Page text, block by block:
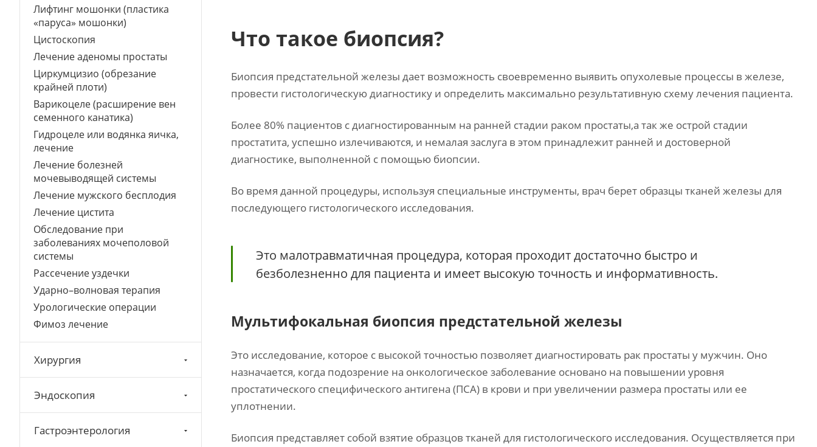
Что такое биопсия?
Биопсия предстательной железы дает возможность своевременно выявить опухолевые процессы в железе,
провести гистологическую диагностику и определить максимально результативную схему лечения пациента.
Более 80% пациентов с диагностированным на ранней стадии раком простаты,а так же острой стадии
простатита, успешно излечиваются, и немалая заслуга в этом принадлежит ранней и достоверной
диагностике, выполненной с помощью биопсии.
Во время данной процедуры, используя специальные инструменты, врач берет образцы тканей железы для
последующего гистологического исследования.
Это малотравматичная процедура, которая проходит достаточно быстро и
безболезненно для пациента и имеет высокую точность и информативность.
Мультифокальная биопсия предстательной железы
Это исследование, которое с высокой точностью позволяет диагностировать рак простаты у мужчин. Оно
назначается, когда подозрение на онкологическое заболевание основано на повышении уровня
простатического специфического антигена (ПСА) в крови и при увеличении размера простаты или ее
уплотнении.
Биопсия представляет собой взятие образцов тканей для гистологического исследования. Осуществляется при
Лифтинг мошонки (пластика
«паруса» мошонки)
Цистоскопия
Лечение аденомы простаты
Циркумцизио (обрезание
крайней плоти)
Варикоцеле (расширение вен
семенного канатика)
Гидроцеле или водянка яичка,
лечение
Лечение болезней
мочевыводящей системы
Лечение мужского бесплодия
Лечение цистита
Обследование при
заболеваниях мочеполовой
системы
Рассечение уздечки
Ударно–волновая терапия
Урологические операции
Фимоз лечение
Хирургия
Эндоскопия
Гастроэнтерология